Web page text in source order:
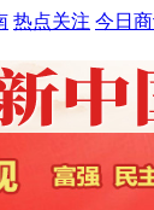
热点关注 今日